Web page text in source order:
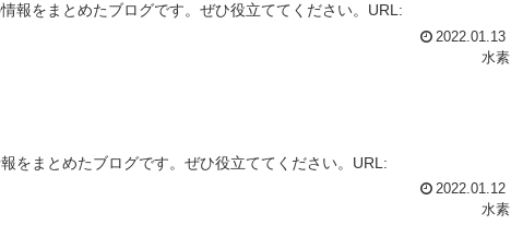
報をまとめたブログです。ぜひ役立ててください。URL:
2022.01.13
水素
をまとめたブログです。ぜひ役立ててください。URL:
2022.01.12
水素